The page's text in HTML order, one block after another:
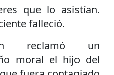
que lo asistían.
falleció.
reclamó un
moral el hijo del